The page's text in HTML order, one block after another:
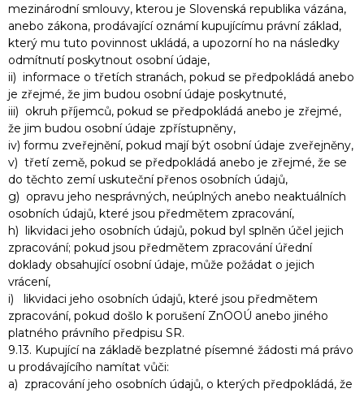
mezinárodní smlouvy, kterou je Slovenská republika vázána,
anebo zákona, prodávající oznámí kupujícímu právní základ,
který mu tuto povinnost ukládá, a upozorní ho na následky
odmítnutí poskytnout osobní údaje,
ii) informace o třetích stranách, pokud se předpokládá anebo
je zřejmé, že jim budou osobní údaje poskytnuté,
iii) okruh příjemců, pokud se předpokládá anebo je zřejmé,
že jim budou osobní údaje zpřístupněny,
iv) formu zveřejnění, pokud mají být osobní údaje zveřejněny,
v) třetí země, pokud se předpokládá anebo je zřejmé, že se
do těchto zemí uskuteční přenos osobních údajů,
g) opravu jeho nesprávných, neúplných anebo neaktuálních
osobních údajů, které jsou předmětem zpracování,
h) likvidaci jeho osobních údajů, pokud byl splněn účel jejich
zpracování; pokud jsou předmětem zpracování úřední
doklady obsahující osobní údaje, může požádat o jejich
vrácení,
i) likvidaci jeho osobních údajů, které jsou předmětem
zpracování, pokud došlo k porušení ZnOOÚ anebo jiného
platného právního předpisu SR.
9.13. Kupující na základě bezplatné písemné žádosti má právo
u prodávajícího namítat vůči:
a) zpracování jeho osobních údajů, o kterých předpokládá, že